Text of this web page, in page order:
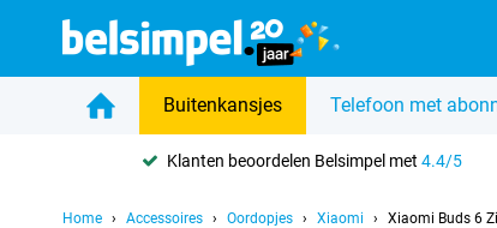
Buitenkansjes Telefoon met
Klanten beoordelen Belsimpel met4.4/5
Home Accessoires Oordopjes Xiaomi Xiaomi Buds 6